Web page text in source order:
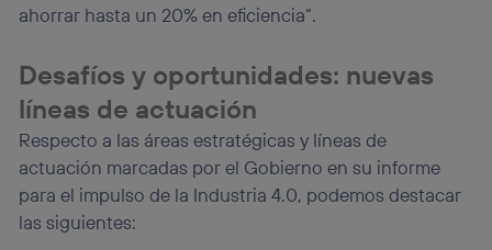
ahorrar hasta un 20% en eficiencia”.
Desafíos y oportunidades: nuevas
líneas de actuación
Respecto a las áreas estratégicas y líneas de
actuación marcadas por el Gobierno en su informe
para el impulso de la Industria 4.0, podemos destacar
las siguientes: